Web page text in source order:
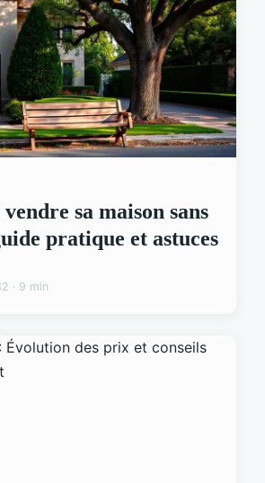
sa maison sans
pratique et astuces
· 9 min